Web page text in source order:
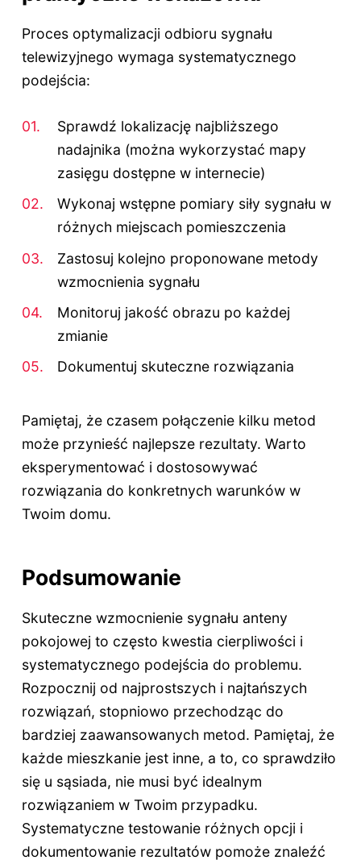
Proces optymalizacji odbioru sygnału
telewizyjnego wymaga systematycznego
podejścia:
Sprawdź lokalizację najbliższego
nadajnika (można wykorzystać mapy
zasięgu dostępne w internecie)
Wykonaj wstępne pomiary siły sygnału w
różnych miejscach pomieszczenia
Zastosuj kolejno proponowane metody
wzmocnienia sygnału
Monitoruj jakość obrazu po każdej
zmianie
Dokumentuj skuteczne rozwiązania
Pamiętaj, że czasem połączenie kilku metod
może przynieść najlepsze rezultaty. Warto
eksperymentować i dostosowywać
rozwiązania do konkretnych warunków w
Twoim domu.
Podsumowanie
Skuteczne wzmocnienie sygnału anteny
pokojowej to często kwestia cierpliwości i
systematycznego podejścia do problemu.
Rozpocznij od najprostszych i najtańszych
rozwiązań, stopniowo przechodząc do
bardziej zaawansowanych metod. Pamiętaj, że
każde mieszkanie jest inne, a to, co sprawdziło
się u sąsiada, nie musi być idealnym
rozwiązaniem w Twoim przypadku.
Systematyczne testowanie różnych opcji i
dokumentowanie rezultatów pomoże znaleźć